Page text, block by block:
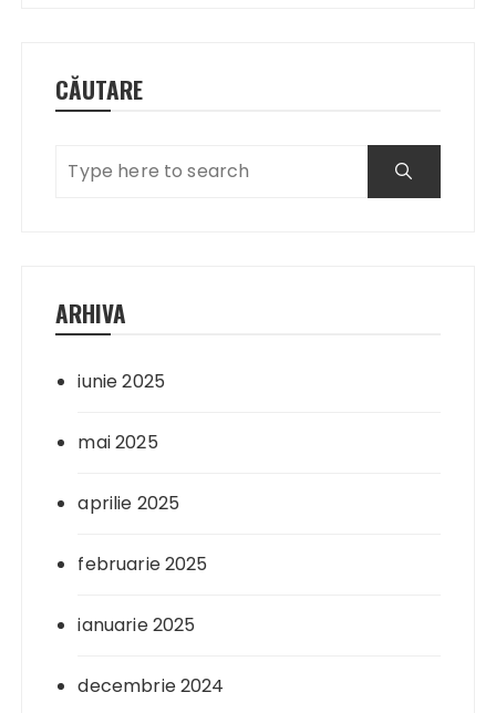
CĂUTARE
ARHIVA
iunie 2025
mai 2025
aprilie 2025
februarie 2025
ianuarie 2025
decembrie 2024